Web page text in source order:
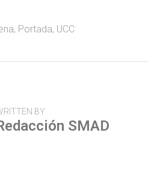
, Portada, UCC
BY
SMAD